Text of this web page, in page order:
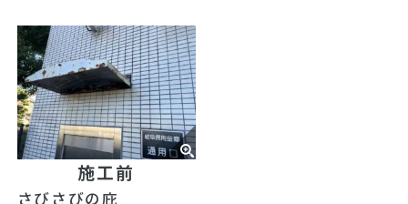
施工前
さびさびの庇